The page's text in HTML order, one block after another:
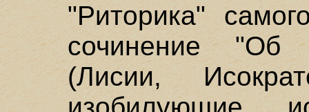
"Риторика"
сочинение "Об
(Лисии,